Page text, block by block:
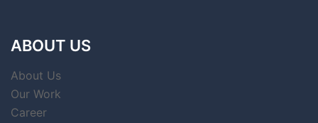
ABOUT US
About Us
Our Work
Career